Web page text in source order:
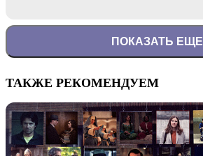
ПОКАЗАТЬ ЕЩЕ
ТАКЖЕ РЕКОМЕНДУЕМ